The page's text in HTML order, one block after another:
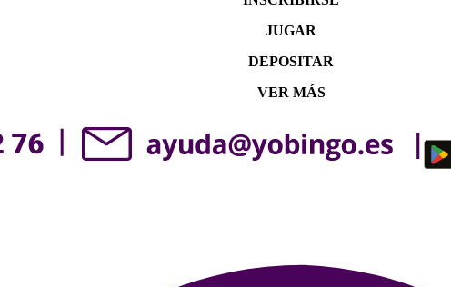
JUGAR
DEPOSITAR
VER MÁS